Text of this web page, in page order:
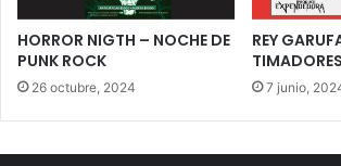
HORROR NIGTH – NOCHE DE
PUNK ROCK
26 octubre, 2024
REY
TIMADORES
7 junio,